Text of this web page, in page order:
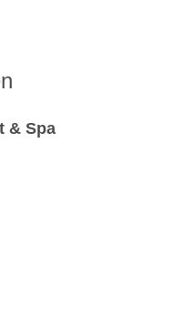
& Spa